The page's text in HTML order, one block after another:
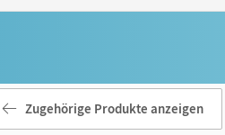
Zugehörige Produkte anzeigen